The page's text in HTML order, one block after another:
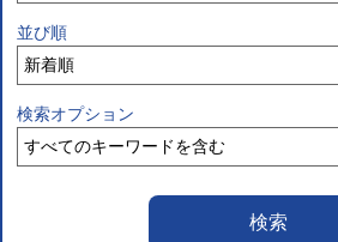
並び順
検索オプション